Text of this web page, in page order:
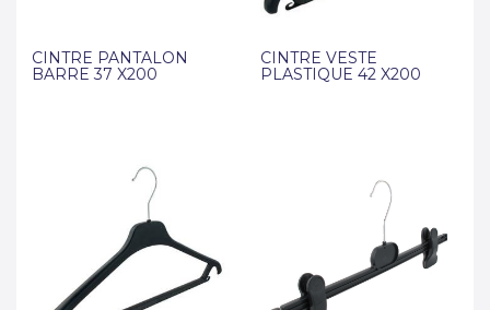
CINTRE PANTALON
BARRE 37 X200
CINTRE VESTE
PLASTIQUE 42 X200